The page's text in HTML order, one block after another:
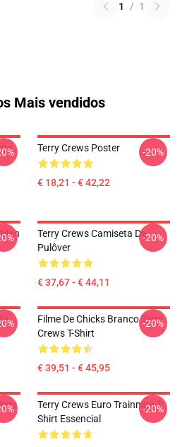
1 / 1
Mais vendidos
Terry Crews Poster
€ 18,21 - € 42,22
-20%
Terry Crews Camiseta De
Pulôver
€ 37,67 - € 44,11
-20%
Filme De Chicks Branco Terry
Crews T-Shirt
€ 39,51 - € 45,95
-20%
Terry Crews Euro Trainning T-
Shirt Essencial
-20%